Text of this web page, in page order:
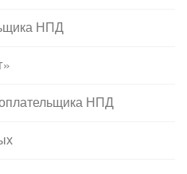
НПД
НПД